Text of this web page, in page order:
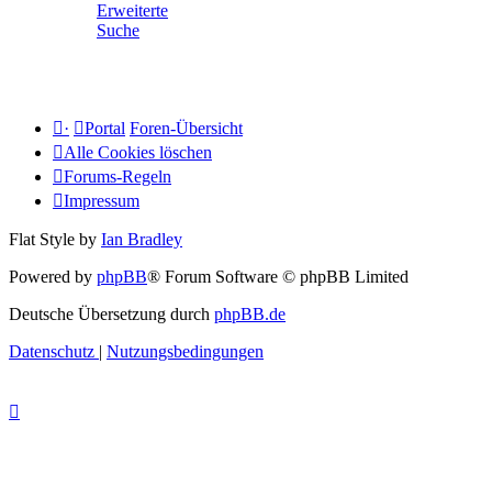
Erweiterte
Suche
· Portal Foren-Übersicht
Alle Cookies löschen
Forums-Regeln
Impressum
Flat Style by Ian Bradley
Powered by phpBB® Forum Software © phpBB Limited
Deutsche Übersetzung durch phpBB.de
Datenschutz | Nutzungsbedingungen